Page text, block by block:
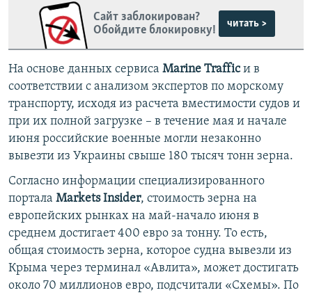
Сайт заблокирован?
Обойдите блокировку!
читать >
На основе данных сервиса Marine Trafficи в
соответствии с анализом экспертов по морскому
транспорту, исходя из расчета вместимости судов и
при их полной загрузке – в течение мая и начале
июня российские военные могли незаконно
вывезти из Украины свыше 180 тысяч тонн зерна.
Согласно информации специализированного
портала Markets Insider, стоимость зерна на
европейских рынках на май-начало июня в
среднем достигает 400 евро за тонну. То есть,
общая стоимость зерна, которое судна вывезли из
Крыма через терминал «Авлита», может достигать
около 70 миллионов евро, подсчитали «Схемы». По